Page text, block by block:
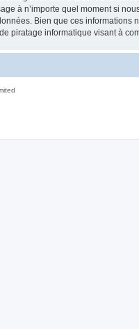
à n’importe quel moment si
Bien que ces informations
piratage informatique visant à